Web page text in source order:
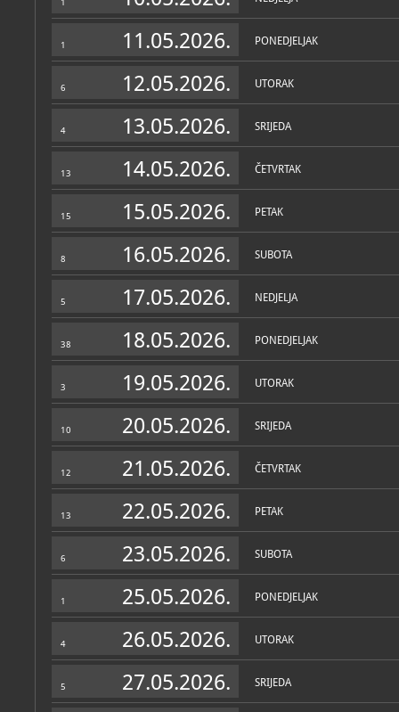
1
1 11.05.2026. PONEDJELJAK
6 12.05.2026. UTORAK
4 13.05.2026. SRIJEDA
13 14.05.2026. ČETVRTAK
15 15.05.2026. PETAK
8 16.05.2026. SUBOTA
5 17.05.2026. NEDJELJA
38 18.05.2026. PONEDJELJAK
3 19.05.2026. UTORAK
10 20.05.2026. SRIJEDA
12 21.05.2026. ČETVRTAK
13 22.05.2026. PETAK
6 23.05.2026. SUBOTA
1 25.05.2026. PONEDJELJAK
4 26.05.2026. UTORAK
5 27.05.2026. SRIJEDA